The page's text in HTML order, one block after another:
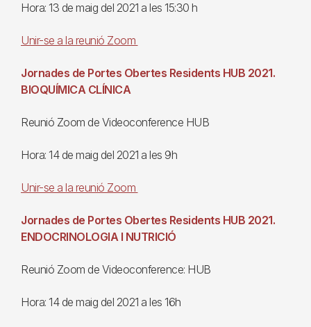
Hora: 13 de maig del 2021 a les 15:30 h
Unir-se a la reunió Zoom
Jornades de Portes Obertes Residents HUB 2021.
BIOQUÍMICA CLÍNICA
Reunió Zoom de Videoconference HUB
Hora: 14 de maig del 2021 a les 9h
Unir-se a la reunió Zoom
Jornades de Portes Obertes Residents HUB 2021.
ENDOCRINOLOGIA I NUTRICIÓ
Reunió Zoom de Videoconference: HUB
Hora: 14 de maig del 2021 a les 16h